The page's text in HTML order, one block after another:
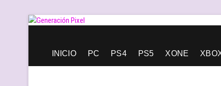
Saltar
Generación Pixel
INICIO PC PS4 PS5 XONE